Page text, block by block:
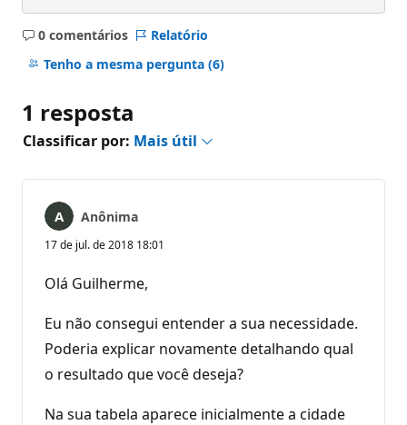
0 comentários
Sem
comentários
Relatório
Tenho a mesma pergunta (6)
1 resposta
Classificar por: Mais útil
Anônima
17 de jul. de 2018 18:01
Olá Guilherme,
Eu não consegui entender a sua necessidade.
Poderia explicar novamente detalhando qual
o resultado que você deseja?
Na sua tabela aparece inicialmente a cidade